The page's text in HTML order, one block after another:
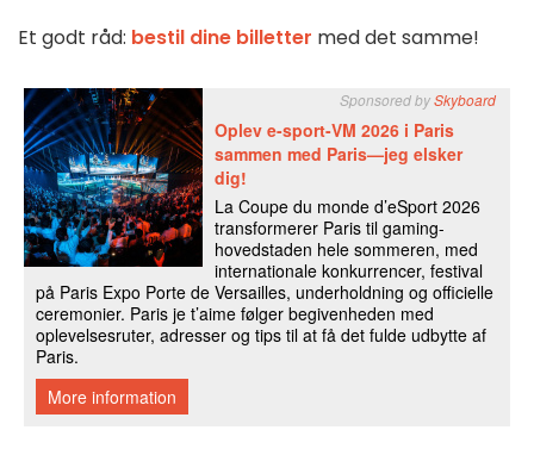
Et godt råd: bestil dine billetter med det samme!